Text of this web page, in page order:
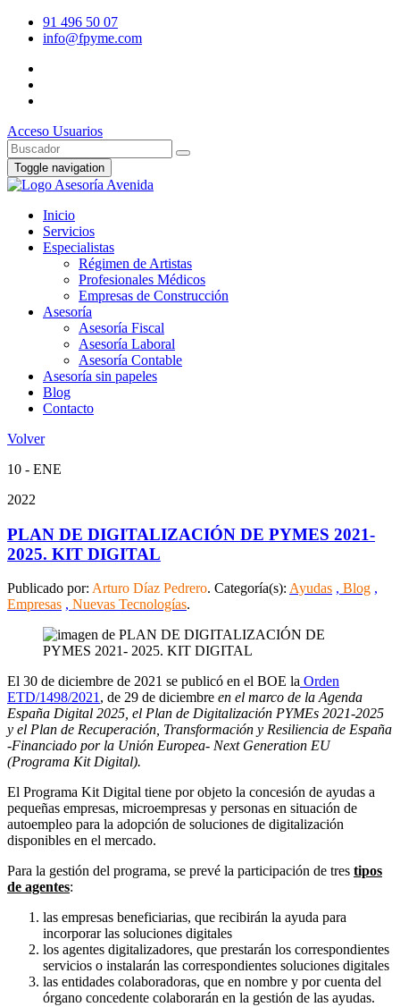
91 496 50 07
info@fpyme.com
Acceso Usuarios
Toggle navigation
Inicio
Servicios
Especialistas
Régimen de Artistas
Profesionales Médicos
Empresas de Construcción
Asesoría
Asesoría Fiscal
Asesoría Laboral
Asesoría Contable
Asesoría sin papeles
Blog
Contacto
Volver
10 - ENE
2022
PLAN DE DIGITALIZACIÓN DE PYMES 2021-
2025. KIT DIGITAL
Publicado por: Arturo Díaz Pedrero. Categoría(s): Ayudas , Blog ,
Empresas , Nuevas Tecnologías.
El 30 de diciembre de 2021 se publicó en el BOE la Orden
ETD/1498/2021, de 29 de diciembre en el marco de la Agenda
España Digital 2025, el Plan de Digitalización PYMEs 2021-2025
y el Plan de Recuperación, Transformación y Resiliencia de España
-Financiado por la Unión Europea- Next Generation EU
(Programa Kit Digital).
El Programa Kit Digital tiene por objeto la concesión de ayudas a
pequeñas empresas, microempresas y personas en situación de
autoempleo para la adopción de soluciones de digitalización
disponibles en el mercado.
Para la gestión del programa, se prevé la participación de tres tipos
de agentes:
las empresas beneficiarias, que recibirán la ayuda para
incorporar las soluciones digitales
los agentes digitalizadores, que prestarán los correspondientes
servicios o instalarán las correspondientes soluciones digitales
las entidades colaboradoras, que en nombre y por cuenta del
órgano concedente colaborarán en la gestión de las ayudas.